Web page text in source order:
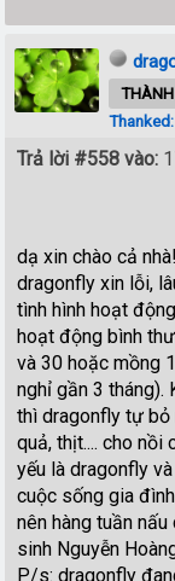
Trả lời #558 vào:
dạ xin chào cả nhà!
dragonfly xin lỗi,
tình hình hoạt
hoạt động bình
và 30 hoặc mồng
nghỉ gần 3 tháng).
thì dragonfly tự bỏ
quả, thịt.... cho nồi
yếu là dragonfly
cuộc sống gia
nên hàng tuần
sinh Nguyễn
P/s: dragonfly